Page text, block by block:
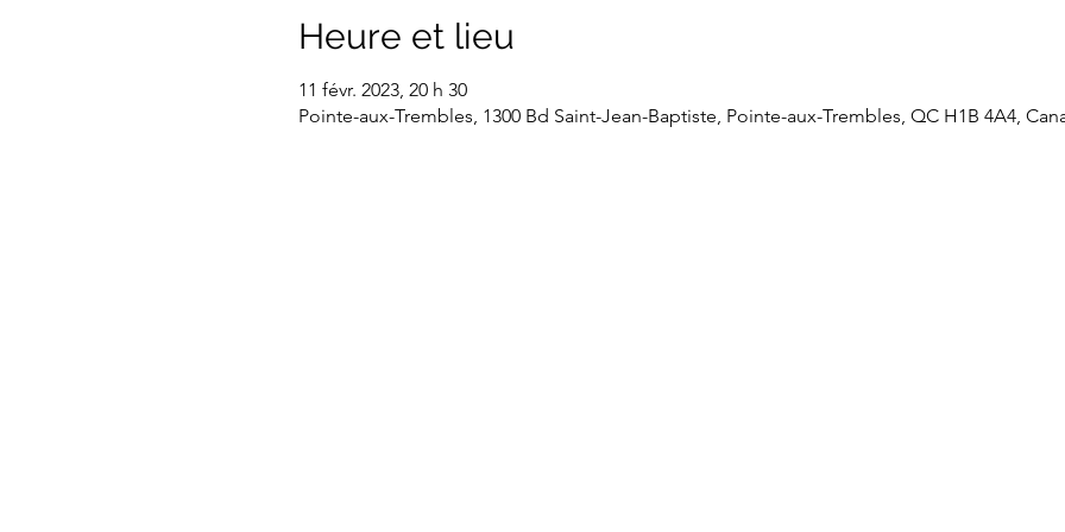
Heure et lieu
11 févr. 2023, 20 h 30
Pointe-aux-Trembles, 1300 Bd Saint-Jean-Baptiste, Pointe-aux-Trembles, QC H1B 4A4,